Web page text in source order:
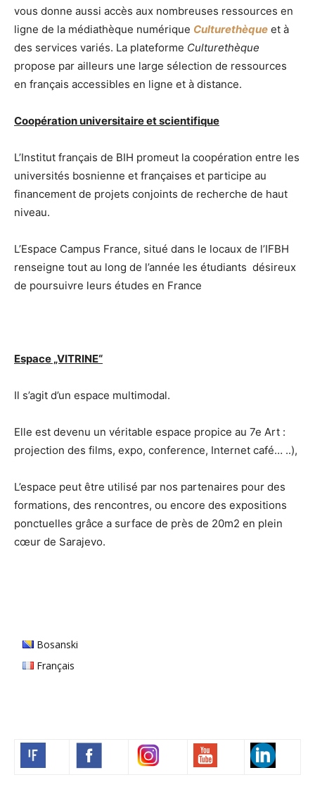
vous donne aussi accès aux nombreuses ressources en
ligne de la médiathèque numérique Culturethèque et à
des services variés. La plateforme Culturethèque
propose par ailleurs une large sélection de ressources
en français accessibles en ligne et à distance.
Coopérationuniversitaire et scientifique
L’Institut français de BIH promeut la coopération entre les
universités bosnienne et françaises et participe au
financement de projets conjoints de recherche de haut
niveau.
L’Espace Campus France, situé dans le locaux de l’IFBH
renseigne tout au long de l’année les étudiants désireux
de poursuivre leurs études en France
Espace „VITRINE“
Il s’agit d’un espace multimodal.
Elle est devenu un véritable espace propice au 7e Art :
projection des films, expo, conference, Internet café… ..),
L’espace peut être utilisé par nos partenaires pour des
formations, des rencontres, ou encore des expositions
ponctuelles grâce a surface de près de 20m2 en plein
cœur de Sarajevo.
Bosanski
Français